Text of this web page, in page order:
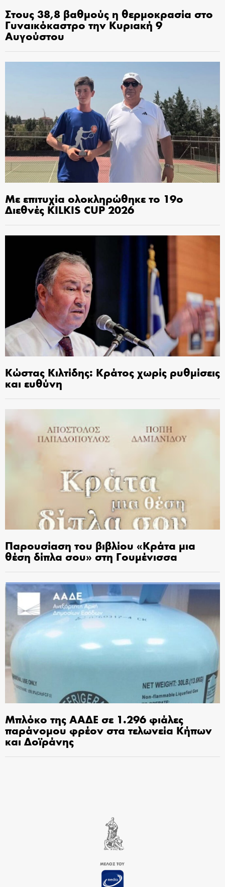
Στους 38,8 βαθμούς η θερμοκρασία στο
Γυναικόκαστρο την Κυριακή 9
Αυγούστου
Με επιτυχία ολοκληρώθηκε το 19ο
Διεθνές KILKIS CUP 2026
Κώστας Κιλτίδης: Κράτος χωρίς ρυθμίσεις
και ευθύνη
Παρουσίαση του βιβλίου «Κράτα μια
θέση δίπλα σου» στη Γουμένισσα
Μπλόκο της ΑΑΔΕ σε 1.296 φιάλες
παράνομου φρέον στα τελωνεία Κήπων
και Δοϊράνης